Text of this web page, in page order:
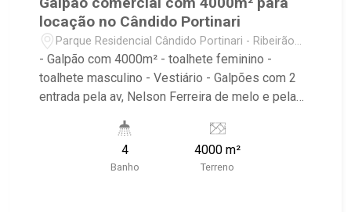
locação no Cândido Portinari
Parque Residencial Cândido Portinari - Ribeirão
Preto/SP
- Galpão com 4000m² - toalhete feminino -
toalhete masculino - Vestiário - Galpões com 2
entrada pela av, Nelson Ferreira de melo e pela
Imóveis, referência em venda, compra e locação.
- Sinta-se em casa na Ribeirão Imóveis, afinal
Somos e Vivemos Ribeirão: - funcionários
4
Banho
4000 m²
Terreno